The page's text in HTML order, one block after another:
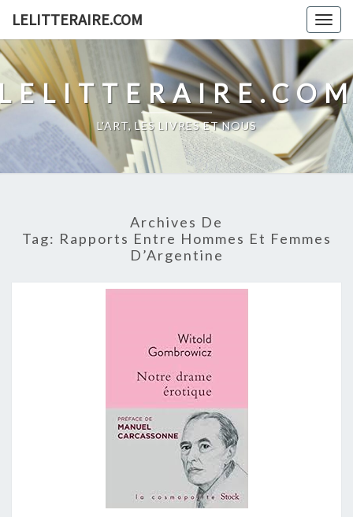
content
LELITTERAIRE.COM
L'ART, LES LIVRES ET NOUS
Archives De
Tag: Rapports Entre Hommes Et Femmes
D’Argentine